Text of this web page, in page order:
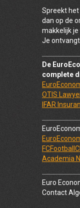
Spreekt het
dan op de
makkelijk je
Je
De
complete
OTIS
IFAR
Academia
Euro
Contact